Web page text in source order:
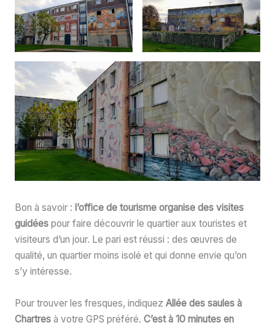
Bon à savoir : l’office de tourisme organise des visites
guidées pour faire découvrir le quartier aux touristes et
visiteurs d’un jour. Le pari est réussi : des œuvres de
qualité, un quartier moins isolé et qui donne envie qu’on
s’y intéresse.
Pour trouver les fresques, indiquez Allée des saules à
Chartresà votre GPS préféré. C’est à 10 minutes en